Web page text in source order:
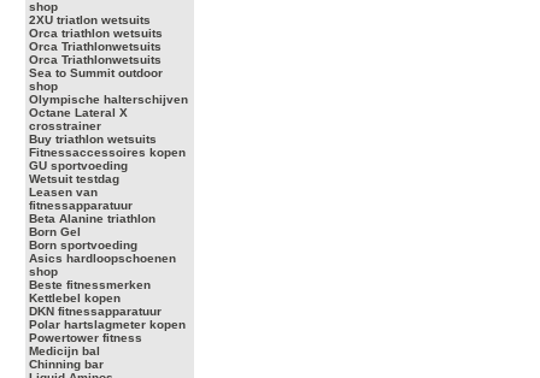
shop
2XU triatlon wetsuits
Orca triathlon wetsuits
Orca Triathlonwetsuits
Orca Triathlonwetsuits
Sea to Summit outdoor
shop
Olympische halterschijven
Octane Lateral X
crosstrainer
Buy triathlon wetsuits
Fitnessaccessoires kopen
GU sportvoeding
Wetsuit testdag
Leasen van
fitnessapparatuur
Beta Alanine triathlon
Born Gel
Born sportvoeding
Asics hardloopschoenen
shop
Beste fitnessmerken
Kettlebel kopen
DKN fitnessapparatuur
Polar hartslagmeter kopen
Powertower fitness
Medicijn bal
Chinning bar